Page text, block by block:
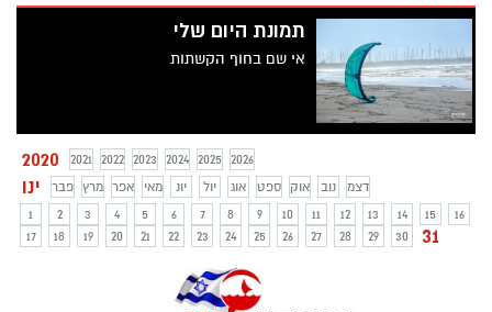
תמונת היום שלי
אי שם בחוף הקשתות
2020 2021 2022 2023 2024 2025 2026
ינו פבר מרץ אפר מאי יונ יול אוג ספט אוק נוב
דצמ
1
2 3 4 5 6 7 8 9 10 11 12 13 14 15
16
17
18 19 20 21 22 23 24 25 26 27 28 29 30 31